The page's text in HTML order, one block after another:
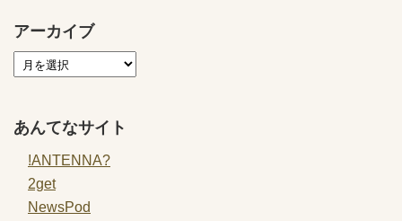
アーカイブ
あんてなサイト
!ANTENNA?
2get
NewsPod